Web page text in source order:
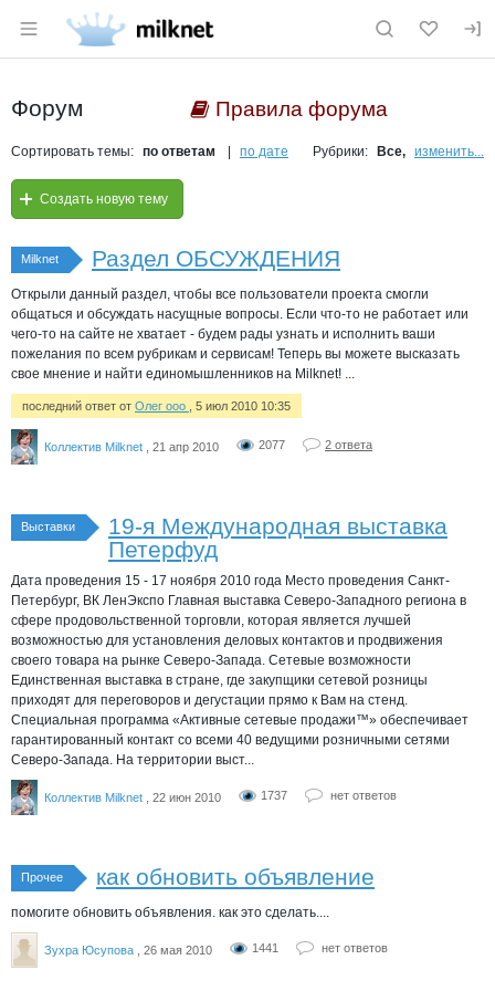
Раздел навигации по сайту milknet.ru
Форум Правила форума
Сортировать темы: по ответам по дате Рубрики: Все, изменить...
Создать новую тему
Milknet Раздел ОБСУЖДЕНИЯ
Открыли данный раздел, чтобы все пользователи проекта смогли
общаться и обсуждать насущные вопросы. Если что-то не работает или
чего-то на сайте не хватает - будем рады узнать и исполнить ваши
пожелания по всем рубрикам и сервисам! Теперь вы можете высказать
свое мнение и найти единомышленников на Milknet! ...
последний ответ от Олег ооо , 5 июл 2010 10:35
Коллектив Milknet , 21 апр 2010 2077 2 ответа
Выставки
19-я Международная выставка
Петерфуд
Дата проведения 15 - 17 ноября 2010 года Место проведения Санкт-
Петербург, ВК ЛенЭкспо Главная выставка Северо-Западного региона в
сфере продовольственной торговли, которая является лучшей
возможностью для установления деловых контактов и продвижения
своего товара на рынке Северо-Запада. Сетевые возможности
Единственная выставка в стране, где закупщики сетевой розницы
приходят для переговоров и дегустации прямо к Вам на стенд.
Специальная программа «Активные сетевые продажи™» обеспечивает
гарантированный контакт со всеми 40 ведущими розничными сетями
Северо-Запада. На территории выст...
Коллектив Milknet , 22 июн 2010 1737 нет ответов
Прочее как обновить объявление
помогите обновить объявления. как это сделать....
Зухра Юсупова , 26 мая 2010 1441 нет ответов